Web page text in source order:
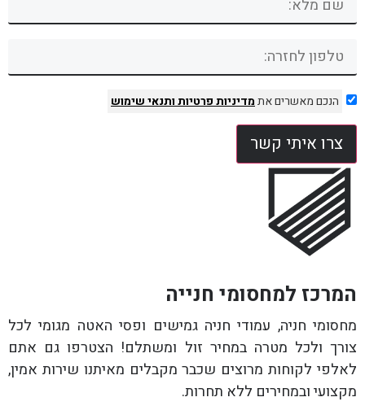
הנכם מאשרים אתמדיניות פרטיותותנאי שימוש
צרו איתי קשר
המרכז למחסומי חנייה
מחסומי חניה, עמודי חניה גמישים ופסי האטה מגומי לכל
צורך ולכל מטרה במחיר זול ומשתלם! הצטרפו גם אתם
לאלפי לקוחות מרוצים שכבר מקבלים מאיתנו שירות אמין,
מקצועי ובמחירים ללא תחרות.